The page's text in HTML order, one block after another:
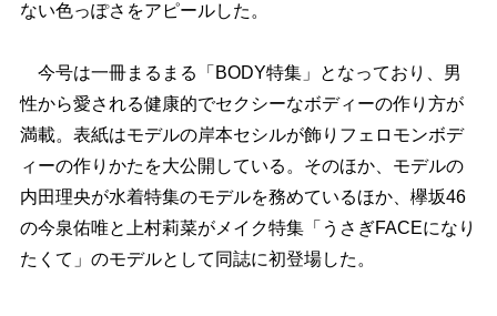
ない色っぽさをアピールした。
今号は一冊まるまる「BODY特集」となっており、男
性から愛される健康的でセクシーなボディーの作り方が
満載。表紙はモデルの岸本セシルが飾りフェロモンボデ
ィーの作りかたを大公開している。そのほか、モデルの
内田理央が水着特集のモデルを務めているほか、欅坂46
の今泉佑唯と上村莉菜がメイク特集「うさぎFACEになり
たくて」のモデルとして同誌に初登場した。